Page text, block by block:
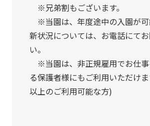
※兄弟割もございます。
※当園は、年度途中の入園が可
新状況については、お電話にて
い。
※当園は、非正規雇用でお仕
る保護者様にもご利用いただけ
以上のご利用可能な方)